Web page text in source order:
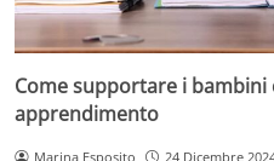
Come supportare i
apprendimento
Marina Esposito 24 Dicembre